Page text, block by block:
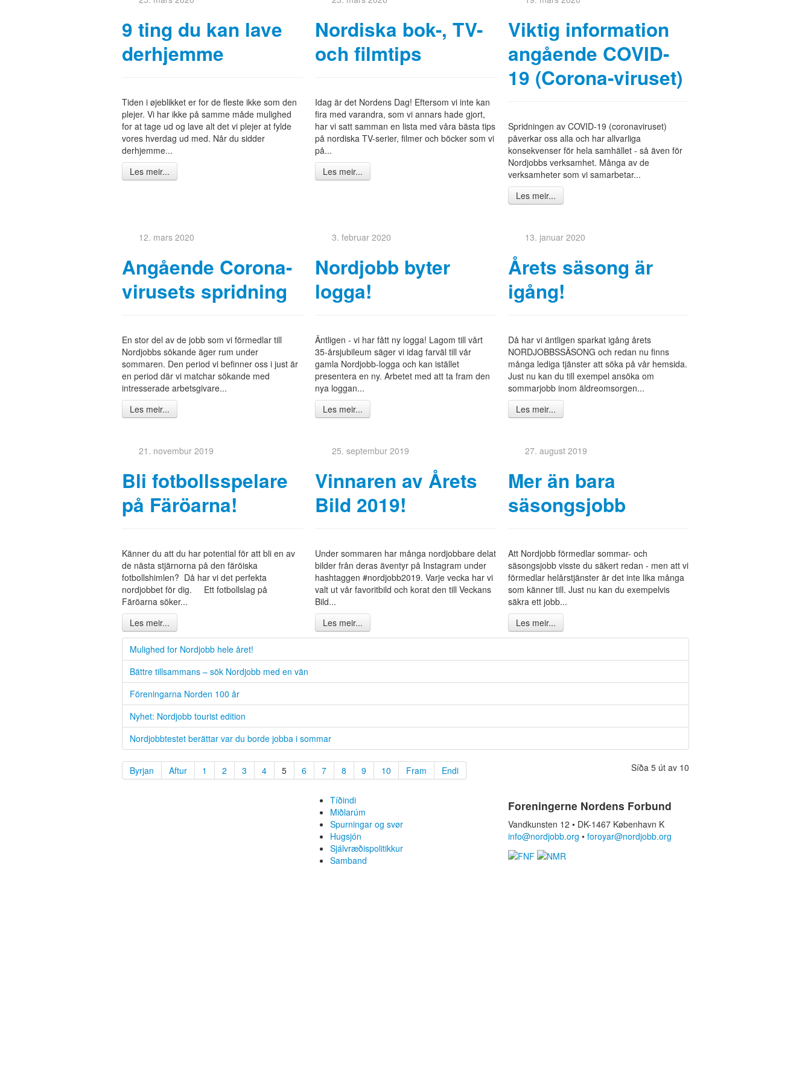
9 ting du kan lave
derhjemme
Tiden i øjeblikket er for de fleste ikke som den
plejer. Vi har ikke på samme måde mulighed
for at tage ud og lave alt det vi plejer at fylde
vores hverdag ud med. Når du sidder
derhjemme...
Les meir...
Nordiska bok-, TV-
och filmtips
Idag är det Nordens Dag! Eftersom vi inte kan
fira med varandra, som vi annars hade gjort,
har vi satt samman en lista med våra bästa tips
på nordiska TV-serier, filmer och böcker som vi
på...
Les meir...
Viktig information
angående COVID-
19 (Corona-viruset)
Spridningen av COVID-19 (coronaviruset)
påverkar oss alla och har allvarliga
konsekvenser för hela samhället - så även för
Nordjobbs verksamhet. Många av de
verksamheter som vi samarbetar...
Les meir...
12. mars 2020
Angående Corona-
virusets spridning
En stor del av de jobb som vi förmedlar till
Nordjobbs sökande äger rum under
sommaren. Den period vi befinner oss i just är
en period där vi matchar sökande med
intresserade arbetsgivare...
Les meir...
3. februar 2020
Nordjobb byter
logga!
Äntligen - vi har fått ny logga! Lagom till vårt
35-årsjubileum säger vi idag farväl till vår
gamla Nordjobb-logga och kan istället
presentera en ny. Arbetet med att ta fram den
nya loggan...
Les meir...
13. januar 2020
Årets säsong är
igång!
Då har vi äntligen sparkat igång årets
NORDJOBBSSÄSONG och redan nu finns
många lediga tjänster att söka på vår hemsida.
Just nu kan du till exempel ansöka om
sommarjobb inom äldreomsorgen...
Les meir...
21. novembur 2019
Bli fotbollsspelare
på Färöarna!
Känner du att du har potential för att bli en av
de nästa stjärnorna på den färöiska
fotbollshimlen? Då har vi det perfekta
nordjobbet för dig. Ett fotbollslag på
Färöarna söker...
Les meir...
25. septembur 2019
Vinnaren av Årets
Bild 2019!
Under sommaren har många nordjobbare delat
bilder från deras äventyr på Instagram under
hashtaggen #nordjobb2019. Varje vecka har vi
valt ut vår favoritbild och korat den till Veckans
Bild...
Les meir...
27. august 2019
Mer än bara
säsongsjobb
Att Nordjobb förmedlar sommar- och
säsongsjobb visste du säkert redan - men att vi
förmedlar helårstjänster är det inte lika många
som känner till. Just nu kan du exempelvis
säkra ett jobb...
Les meir...
Mulighed for Nordjobb hele året!
Bättre tillsammans – sök Nordjobb med en vän
Föreningarna Norden 100 år
Nyhet: Nordjobb tourist edition
Nordjobbtestet berättar var du borde jobba i sommar
Síða 5 út av 10
Byrjan Aftur 1 2 3 4 5 6 7 8 9 10 Fram Endi
Tíðindi
Miðlarúm
Spurningar og svør
Hugsjón
Sjálvræðispolitikkur
Samband
Foreningerne Nordens Forbund
Vandkunsten 12 • DK-1467 København K
info@nordjobb.org • foroyar@nordjobb.org